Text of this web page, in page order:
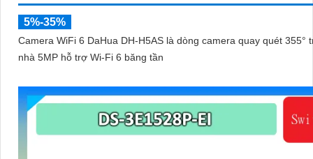
5%-35%
Camera WiFi 6 DaHua DH-H5AS là dòng camera quay quét 355°
nhà 5MP hỗ trợ Wi-Fi 6 băng tần